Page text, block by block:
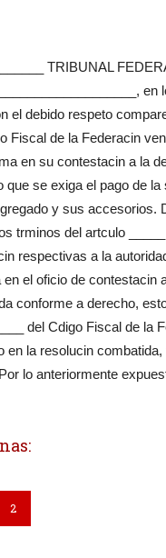
TRIBUNAL
en
el debido respeto
Fiscal de la Federacin
en su contestacin a la
se exiga el pago de la
y sus accesorios.
trminos del artculo
respectivas a la
el oficio de contestacin
conforme a derecho,
del Cdigo Fiscal de la
la resolucin
lo anteriormente
2